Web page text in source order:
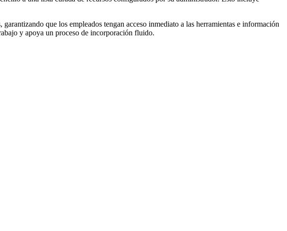
que los empleados tengan acceso inmediato a las herramientas e información
y apoya un proceso de incorporación fluido.